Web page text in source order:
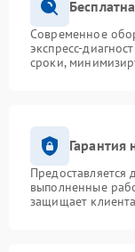
Современное
экспресс-
сроки,
Гарантия
Предоставляется
выполненные
защищает